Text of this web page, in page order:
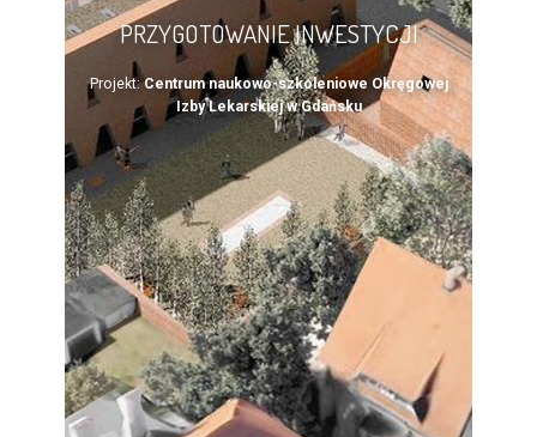
PRZYGOTOWANIE INWESTYCJI
Projekt:Centrum naukowo-szkoleniowe Okręgowej
Izby Lekarskiej w Gdańsku